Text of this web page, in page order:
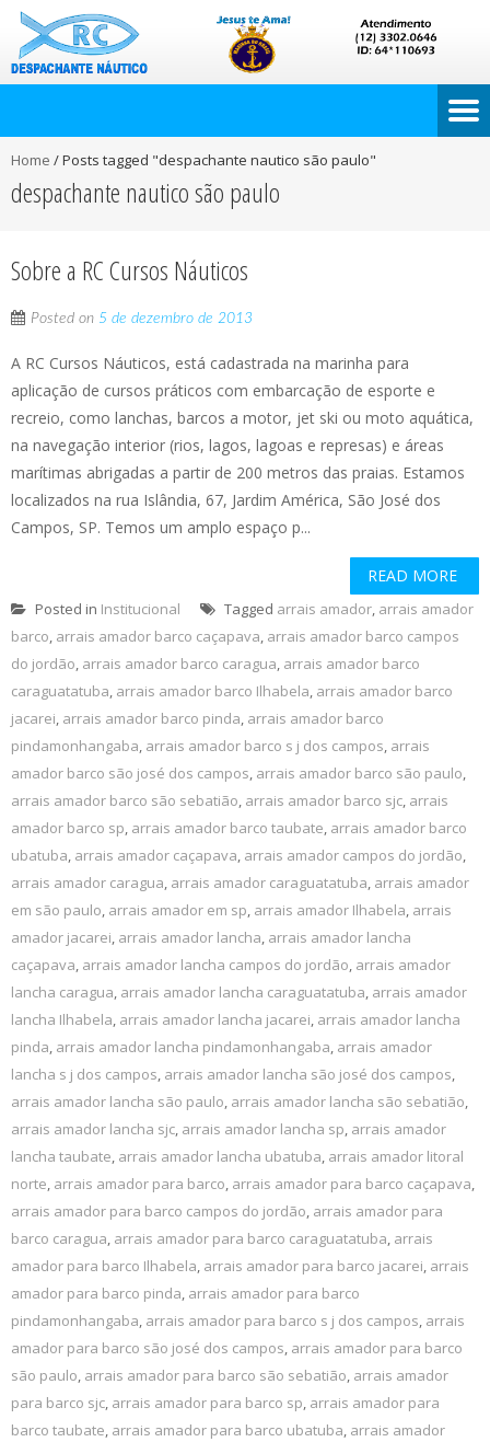
Home /Posts tagged "despachante nautico são paulo"
despachante nautico são paulo
Sobre a RC Cursos Náuticos
Posted on 5 de dezembro de 2013
A RC Cursos Náuticos, está cadastrada na marinha para
aplicação de cursos práticos com embarcação de esporte e
recreio, como lanchas, barcos a motor, jet ski ou moto aquática,
na navegação interior (rios, lagos, lagoas e represas) e áreas
marítimas abrigadas a partir de 200 metros das praias. Estamos
localizados na rua Islândia, 67, Jardim América, São José dos
Campos, SP. Temos um amplo espaço p...
READ MORE
Posted in Institucional Tagged arrais amador, arrais amador
barco, arrais amador barco caçapava, arrais amador barco campos
do jordão, arrais amador barco caragua, arrais amador barco
caraguatatuba, arrais amador barco Ilhabela, arrais amador barco
jacarei, arrais amador barco pinda, arrais amador barco
pindamonhangaba, arrais amador barco s j dos campos, arrais
amador barco são josé dos campos, arrais amador barco são paulo,
arrais amador barco são sebatião, arrais amador barco sjc, arrais
amador barco sp, arrais amador barco taubate, arrais amador barco
ubatuba, arrais amador caçapava, arrais amador campos do jordão,
arrais amador caragua, arrais amador caraguatatuba, arrais amador
em são paulo, arrais amador em sp, arrais amador Ilhabela, arrais
amador jacarei, arrais amador lancha, arrais amador lancha
caçapava, arrais amador lancha campos do jordão, arrais amador
lancha caragua, arrais amador lancha caraguatatuba, arrais amador
lancha Ilhabela, arrais amador lancha jacarei, arrais amador lancha
pinda, arrais amador lancha pindamonhangaba, arrais amador
lancha s j dos campos, arrais amador lancha são josé dos campos,
arrais amador lancha são paulo, arrais amador lancha são sebatião,
arrais amador lancha sjc, arrais amador lancha sp, arrais amador
lancha taubate, arrais amador lancha ubatuba, arrais amador litoral
norte, arrais amador para barco, arrais amador para barco caçapava,
arrais amador para barco campos do jordão, arrais amador para
barco caragua, arrais amador para barco caraguatatuba, arrais
amador para barco Ilhabela, arrais amador para barco jacarei, arrais
amador para barco pinda, arrais amador para barco
pindamonhangaba, arrais amador para barco s j dos campos, arrais
amador para barco são josé dos campos, arrais amador para barco
são paulo, arrais amador para barco são sebatião, arrais amador
para barco sjc, arrais amador para barco sp, arrais amador para
barco taubate, arrais amador para barco ubatuba, arrais amador